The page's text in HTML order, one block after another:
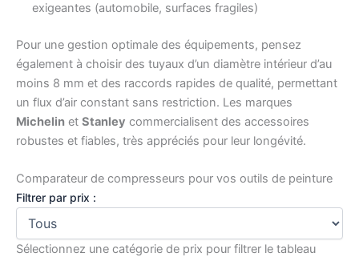
exigeantes (automobile, surfaces fragiles)
Pour une gestion optimale des équipements, pensez
également à choisir des tuyaux d’un diamètre intérieur d’au
moins 8 mm et des raccords rapides de qualité, permettant
un flux d’air constant sans restriction. Les marques
Michelin et Stanley commercialisent des accessoires
robustes et fiables, très appréciés pour leur longévité.
Comparateur de compresseurs pour vos outils de peinture
Filtrer par prix :
Sélectionnez une catégorie de prix pour filtrer le tableau